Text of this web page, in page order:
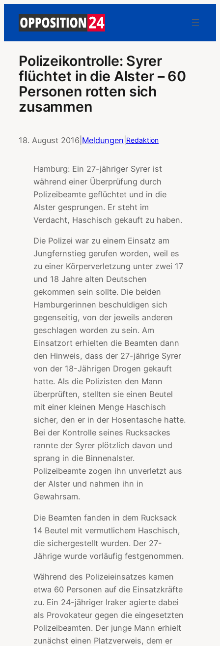
Polizeikontrolle: Syrer
flüchtet in die Alster – 60
Personen rotten sich
zusammen
18. August 2016 Meldungen Redaktion
Hamburg: Ein 27-jähriger Syrer ist
während einer Überprüfung durch
Polizeibeamte geflüchtet und in die
Alster gesprungen. Er steht im
Verdacht, Haschisch gekauft zu haben.
Die Polizei war zu einem Einsatz am
Jungfernstieg gerufen worden, weil es
zu einer Körperverletzung unter zwei 17
und 18 Jahre alten Deutschen
gekommen sein sollte. Die beiden
Hamburgerinnen beschuldigen sich
gegenseitig, von der jeweils anderen
geschlagen worden zu sein. Am
Einsatzort erhielten die Beamten dann
den Hinweis, dass der 27-jährige Syrer
von der 18-Jährigen Drogen gekauft
hatte. Als die Polizisten den Mann
überprüften, stellten sie einen Beutel
mit einer kleinen Menge Haschisch
sicher, den er in der Hosentasche hatte.
Bei der Kontrolle seines Rucksackes
rannte der Syrer plötzlich davon und
sprang in die Binnenalster.
Polizeibeamte zogen ihn unverletzt aus
der Alster und nahmen ihn in
Gewahrsam.
Die Beamten fanden in dem Rucksack
14 Beutel mit vermutlichem Haschisch,
die sichergestellt wurden. Der 27-
Jährige wurde vorläufig festgenommen.
Während des Polizeieinsatzes kamen
etwa 60 Personen auf die Einsatzkräfte
zu. Ein 24-jähriger Iraker agierte dabei
als Provokateur gegen die eingesetzten
Polizeibeamten. Der junge Mann erhielt
zunächst einen Platzverweis, dem er